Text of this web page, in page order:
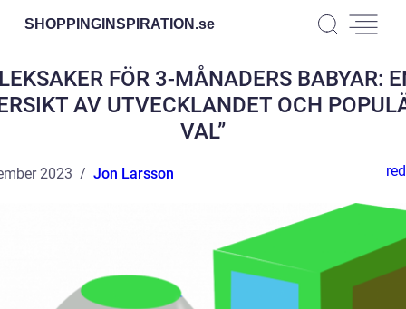
SHOPPINGINSPIRATION.se
FÖR 3-MÅNADERS BABYAR:
AV UTVECKLANDET OCH
VAL”
2023 Jon Larsson